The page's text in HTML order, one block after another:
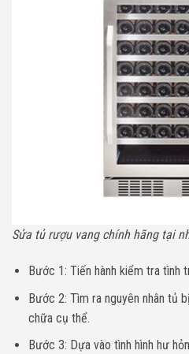
Sửa tủ rượu vang chính hãng tại
Bước 1: Tiến hành kiểm tra tình
Bước 2: Tìm ra nguyên nhân tủ
chữa cụ thể.
Bước 3: Dựa vào tình hình hư